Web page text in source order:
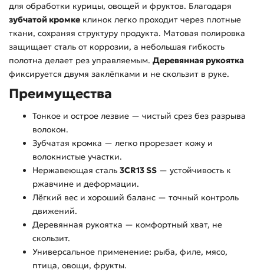
для обработки курицы, овощей и фруктов. Благодаря
зубчатой кромке клинок легко проходит через плотные
ткани, сохраняя структуру продукта. Матовая полировка
защищает сталь от коррозии, а небольшая гибкость
полотна делает рез управляемым. Деревянная рукоятка
фиксируется двумя заклёпками и не скользит в руке.
Преимущества
Тонкое и острое лезвие — чистый срез без разрыва
волокон.
Зубчатая кромка — легко прорезает кожу и
волокнистые участки.
Нержавеющая сталь 3CR13 SS — устойчивость к
ржавчине и деформации.
Лёгкий вес и хороший баланс — точный контроль
движений.
Деревянная рукоятка — комфортный хват, не
скользит.
Универсальное применение: рыба, филе, мясо,
птица, овощи, фрукты.